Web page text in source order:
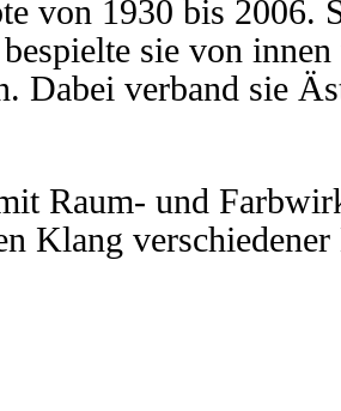
von 1930 bis 2006.
sie von
Dabei verband sie
Raum- und
Klang